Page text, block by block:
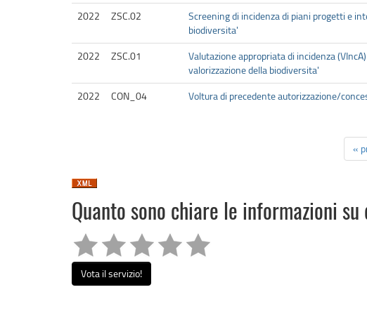
2022
ZSC.02
Screening di incidenza di piani progetti e
biodiversita'
2022 ZSC.01
Valutazione appropriata di incidenza
valorizzazione della biodiversita'
2022 CON_04 Voltura di precedente autorizzazione/
«
Quanto sono chiare le informazioni su
Vota il servizio!